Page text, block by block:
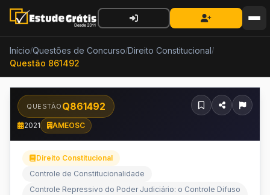
Início/Questões de Concurso/Direito Constitucional/
Questão 861492
QUESTÃO Q861492
2021 AMEOSC
Direito Constitucional
Controle de Constitucionalidade
Controle Repressivo do Poder Judiciário: o Controle Difuso